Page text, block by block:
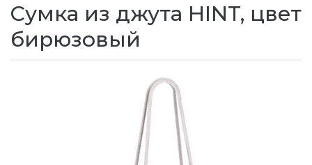
Cумка из джута HINT, цвет
бирюзовый